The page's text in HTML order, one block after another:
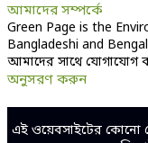
আমাদের সম্পর্কে
Green Page is the
Bangladeshi and
আমাদের সাথে যোগাযোগ
অনুসরণ করুন
এই ওয়েবসাইটের কোনো